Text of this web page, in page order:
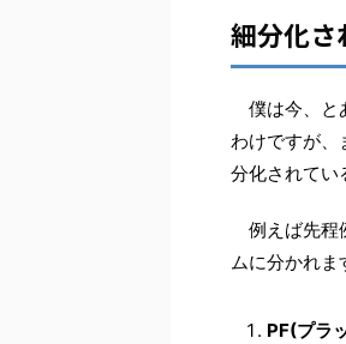
細分化さ
僕は今、と
わけですが、
分化されてい
例えば先程
ムに分かれま
PF(プラ